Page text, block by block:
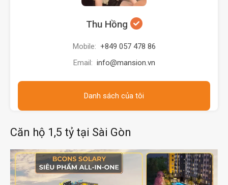
Thu Hồng
Mobile: +849 057 478 86
Email: info@mansion.vn
Danh sách của tôi
Căn hộ 1,5 tỷ tại Sài Gòn